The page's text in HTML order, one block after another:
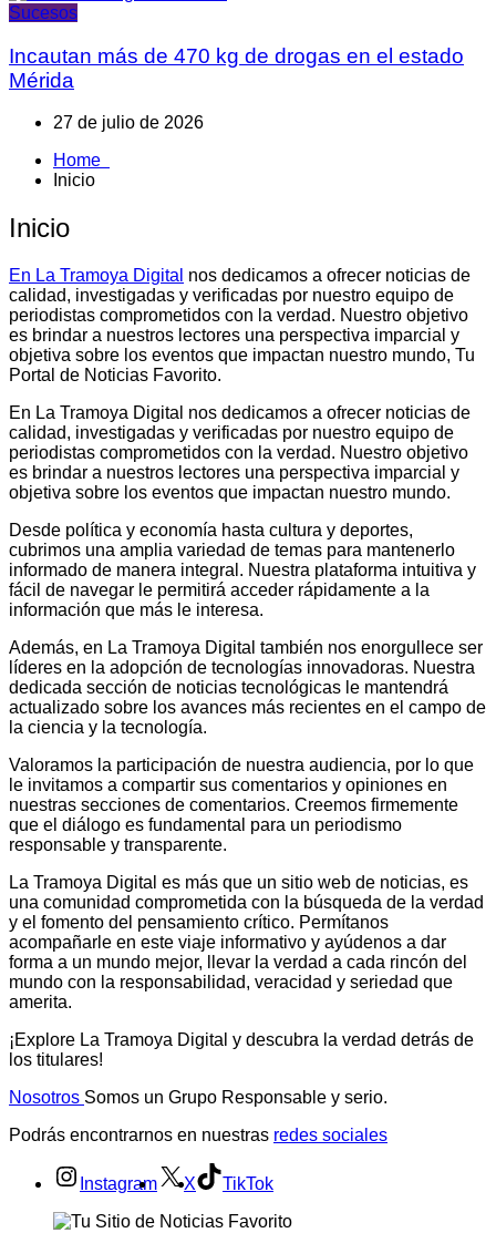
Sucesos
Incautan más de 470 kg de drogas en el estado
Mérida
27 de julio de 2026
Home
Inicio
Inicio
En La Tramoya Digital nos dedicamos a ofrecer noticias de
calidad, investigadas y verificadas por nuestro equipo de
periodistas comprometidos con la verdad. Nuestro objetivo
es brindar a nuestros lectores una perspectiva imparcial y
objetiva sobre los eventos que impactan nuestro mundo, Tu
Portal de Noticias Favorito.
En La Tramoya Digital nos dedicamos a ofrecer noticias de
calidad, investigadas y verificadas por nuestro equipo de
periodistas comprometidos con la verdad. Nuestro objetivo
es brindar a nuestros lectores una perspectiva imparcial y
objetiva sobre los eventos que impactan nuestro mundo.
Desde política y economía hasta cultura y deportes,
cubrimos una amplia variedad de temas para mantenerlo
informado de manera integral. Nuestra plataforma intuitiva y
fácil de navegar le permitirá acceder rápidamente a la
información que más le interesa.
Además, en La Tramoya Digital también nos enorgullece ser
líderes en la adopción de tecnologías innovadoras. Nuestra
dedicada sección de noticias tecnológicas le mantendrá
actualizado sobre los avances más recientes en el campo de
la ciencia y la tecnología.
Valoramos la participación de nuestra audiencia, por lo que
le invitamos a compartir sus comentarios y opiniones en
nuestras secciones de comentarios. Creemos firmemente
que el diálogo es fundamental para un periodismo
responsable y transparente.
La Tramoya Digital es más que un sitio web de noticias, es
una comunidad comprometida con la búsqueda de la verdad
y el fomento del pensamiento crítico. Permítanos
acompañarle en este viaje informativo y ayúdenos a dar
forma a un mundo mejor, llevar la verdad a cada rincón del
mundo con la responsabilidad, veracidad y seriedad que
amerita.
¡Explore La Tramoya Digital y descubra la verdad detrás de
los titulares!
Nosotros Somos un Grupo Responsable y serio.
Podrás encontrarnos en nuestras redes sociales
Instagram X TikTok